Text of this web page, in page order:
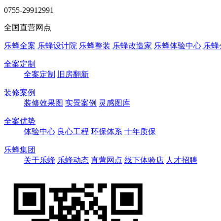
0755-29912991
全国直营网点
乐蜂全案 乐蜂设计院 乐蜂整装 乐蜂改造家 乐蜂体验中心 乐
全案定制
全案定制
旧房翻新
装修案例
装修效果图 实景案例 灵感图库
全案优势
体验中心 良心工程 环保体系 十年质保
乐蜂集团
关于乐蜂 乐蜂动态 直营网点 线下体验店 人才招聘